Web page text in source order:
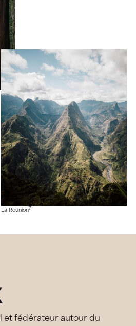
La Réunion7
et fédérateur autour du